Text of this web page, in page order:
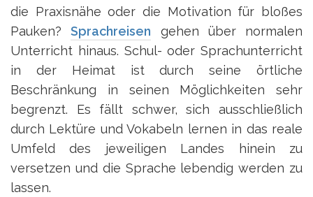
die Praxisnähe oder die Motivation für bloßes
Pauken?Sprachreisen gehen über normalen
Unterricht hinaus. Schul- oder Sprachunterricht
in der Heimat ist durch seine örtliche
Beschränkung in seinen Möglichkeiten sehr
begrenzt. Es fällt schwer, sich ausschließlich
durch Lektüre und Vokabeln lernen in das reale
Umfeld des jeweiligen Landes hinein zu
versetzen und die Sprache lebendig werden zu
lassen.